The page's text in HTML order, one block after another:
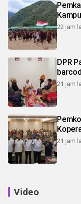
22 jam
DPR
21 jam
21 jam
Video